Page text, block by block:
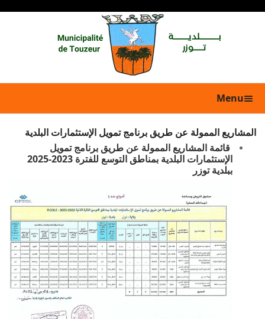
Menu
المشاريع الممولة عن طريق برنامج تمويل الإستثمارات البلدية
قائمة المشاريع الممولة عن طريق برنامج تمويل
الإستثمارات البلدية بمناطق التوسع للفترة 2023-2025
ببلدية توزر